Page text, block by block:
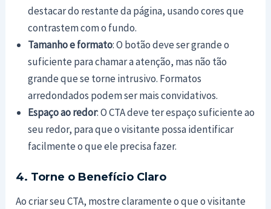
destacar do restante da página, usando cores que
contrastem com o fundo.
Tamanho e formato: O botão deve ser grande o
suficiente para chamar a atenção, mas não tão
grande que se torne intrusivo. Formatos
arredondados podem ser mais convidativos.
Espaço ao redor: O CTA deve ter espaço suficiente ao
seu redor, para que o visitante possa identificar
facilmente o que ele precisa fazer.
4. Torne o Benefício Claro
Ao criar seu CTA, mostre claramente o que o visitante